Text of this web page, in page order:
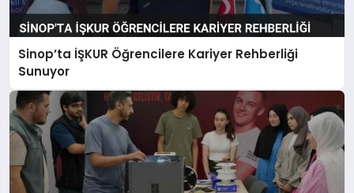
Sinop’ta İŞKUR Öğrencilere Kariyer Rehberliği
Sunuyor